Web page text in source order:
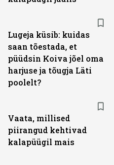
Lugeja küsib: kuidas
saan tõestada, et
püüdsin Koiva jõel oma
harjuse ja tõugja Läti
poolelt?
Vaata, millised
piirangud kehtivad
kalapüügil mais